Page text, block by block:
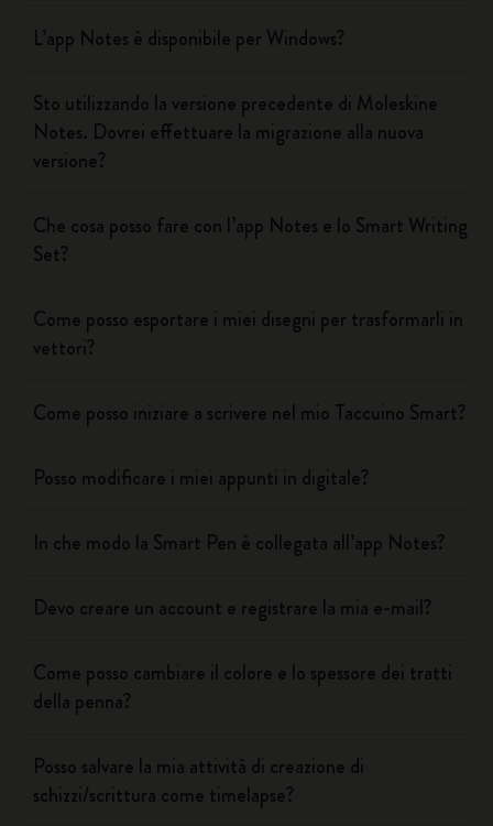
L’app Notes è disponibile per Windows?
Sto utilizzando la versione precedente di Moleskine
Notes. Dovrei effettuare la migrazione alla nuova
versione?
Che cosa posso fare con l’app Notes e lo Smart Writing
Set?
Come posso esportare i miei disegni per trasformarli in
vettori?
Come posso iniziare a scrivere nel mio Taccuino Smart?
Posso modificare i miei appunti in digitale?
In che modo la Smart Pen è collegata all’app Notes?
Devo creare un account e registrare la mia e-mail?
Come posso cambiare il colore e lo spessore dei tratti
della penna?
Posso salvare la mia attività di creazione di
schizzi/scrittura come timelapse?